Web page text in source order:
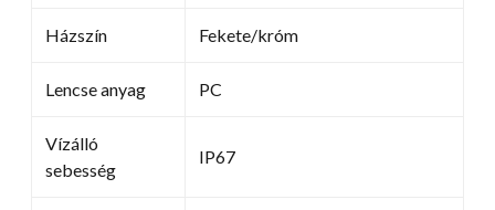
Házszín Fekete/króm
Lencse anyag PC
Vízálló
sebesség
IP67